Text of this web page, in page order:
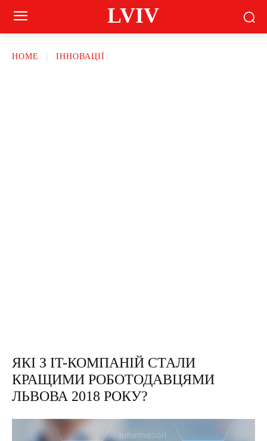
LVIV
HOME ІННОВАЦІЇ
ЯКІ З IT-КОМПАНІЙ СТАЛИ
КРАЩИМИ РОБОТОДАВЦЯМИ
ЛЬВОВА 2018 РОКУ?